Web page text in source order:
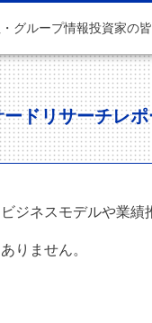
グループ情報投資家の
ドリサーチレポ
ジネスモデルや業
りません。